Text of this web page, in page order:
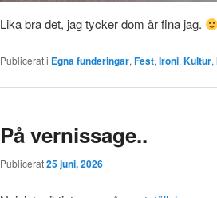
Lika bra det, jag tycker dom är fina jag.
Publicerat i Egna funderingar, Fest, Ironi, Kultur,
På vernissage..
Publicerat25 juni, 2026